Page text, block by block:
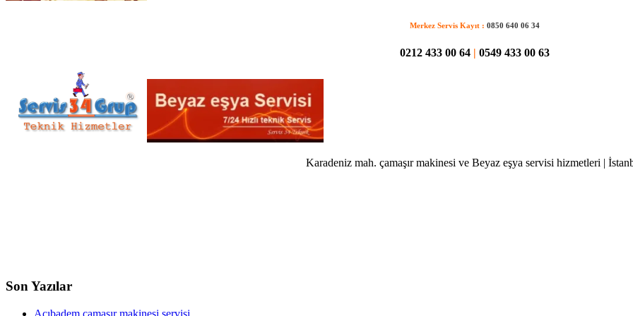
Merkez Servis Kayıt : 0850 640 06 34
0212 433 00 64 0549 433 00 63
Karadeniz mah. çamaşır makinesi ve Beyaz eşya servisi hizmetleri |
Son Yazılar
Acıbadem çamaşır makinesi servisi